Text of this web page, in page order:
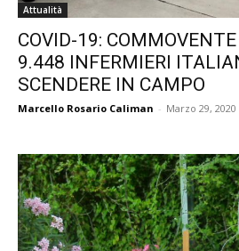
Attualità
COVID-19:
9.448 INFERMIERI
SCENDERE IN CAMPO
Marcello Rosario Caliman - Marzo 29, 2020